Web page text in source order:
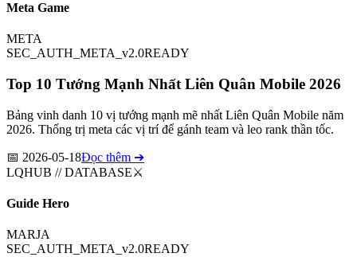
Meta Game
META
SEC_AUTH_META_v2.0READY
Top 10 Tướng Mạnh Nhất Liên Quân Mobile 2026
Bảng vinh danh 10 vị tướng mạnh mẽ nhất Liên Quân Mobile năm
2026. Thống trị meta các vị trí để gánh team và leo rank thần tốc.
📅 2026-05-18Đọc thêm ➔
LQHUB // DATABASE⚔️
Guide Hero
MARJA
SEC_AUTH_META_v2.0READY